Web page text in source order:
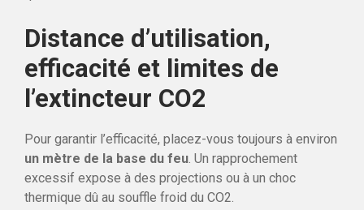
Distance d’utilisation,
efficacité et limites de
l’extincteur CO2
Pour garantir l’efficacité, placez-vous toujours à environ
un mètre de la base du feu. Un rapprochement
excessif expose à des projections ou à un choc
thermique dû au souffle froid du CO2.